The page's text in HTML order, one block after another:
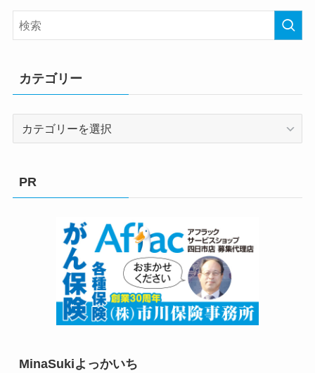
カテゴリー
PR
MinaSukiよっかいち